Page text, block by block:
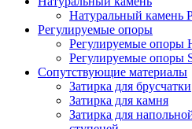
Натуральный камень
Регулируемые опоры
Регулируемые опоры
Регулируемые опоры
Сопутствующие материалы
Затирка для брусчатки
Затирка для камня
Затирка для